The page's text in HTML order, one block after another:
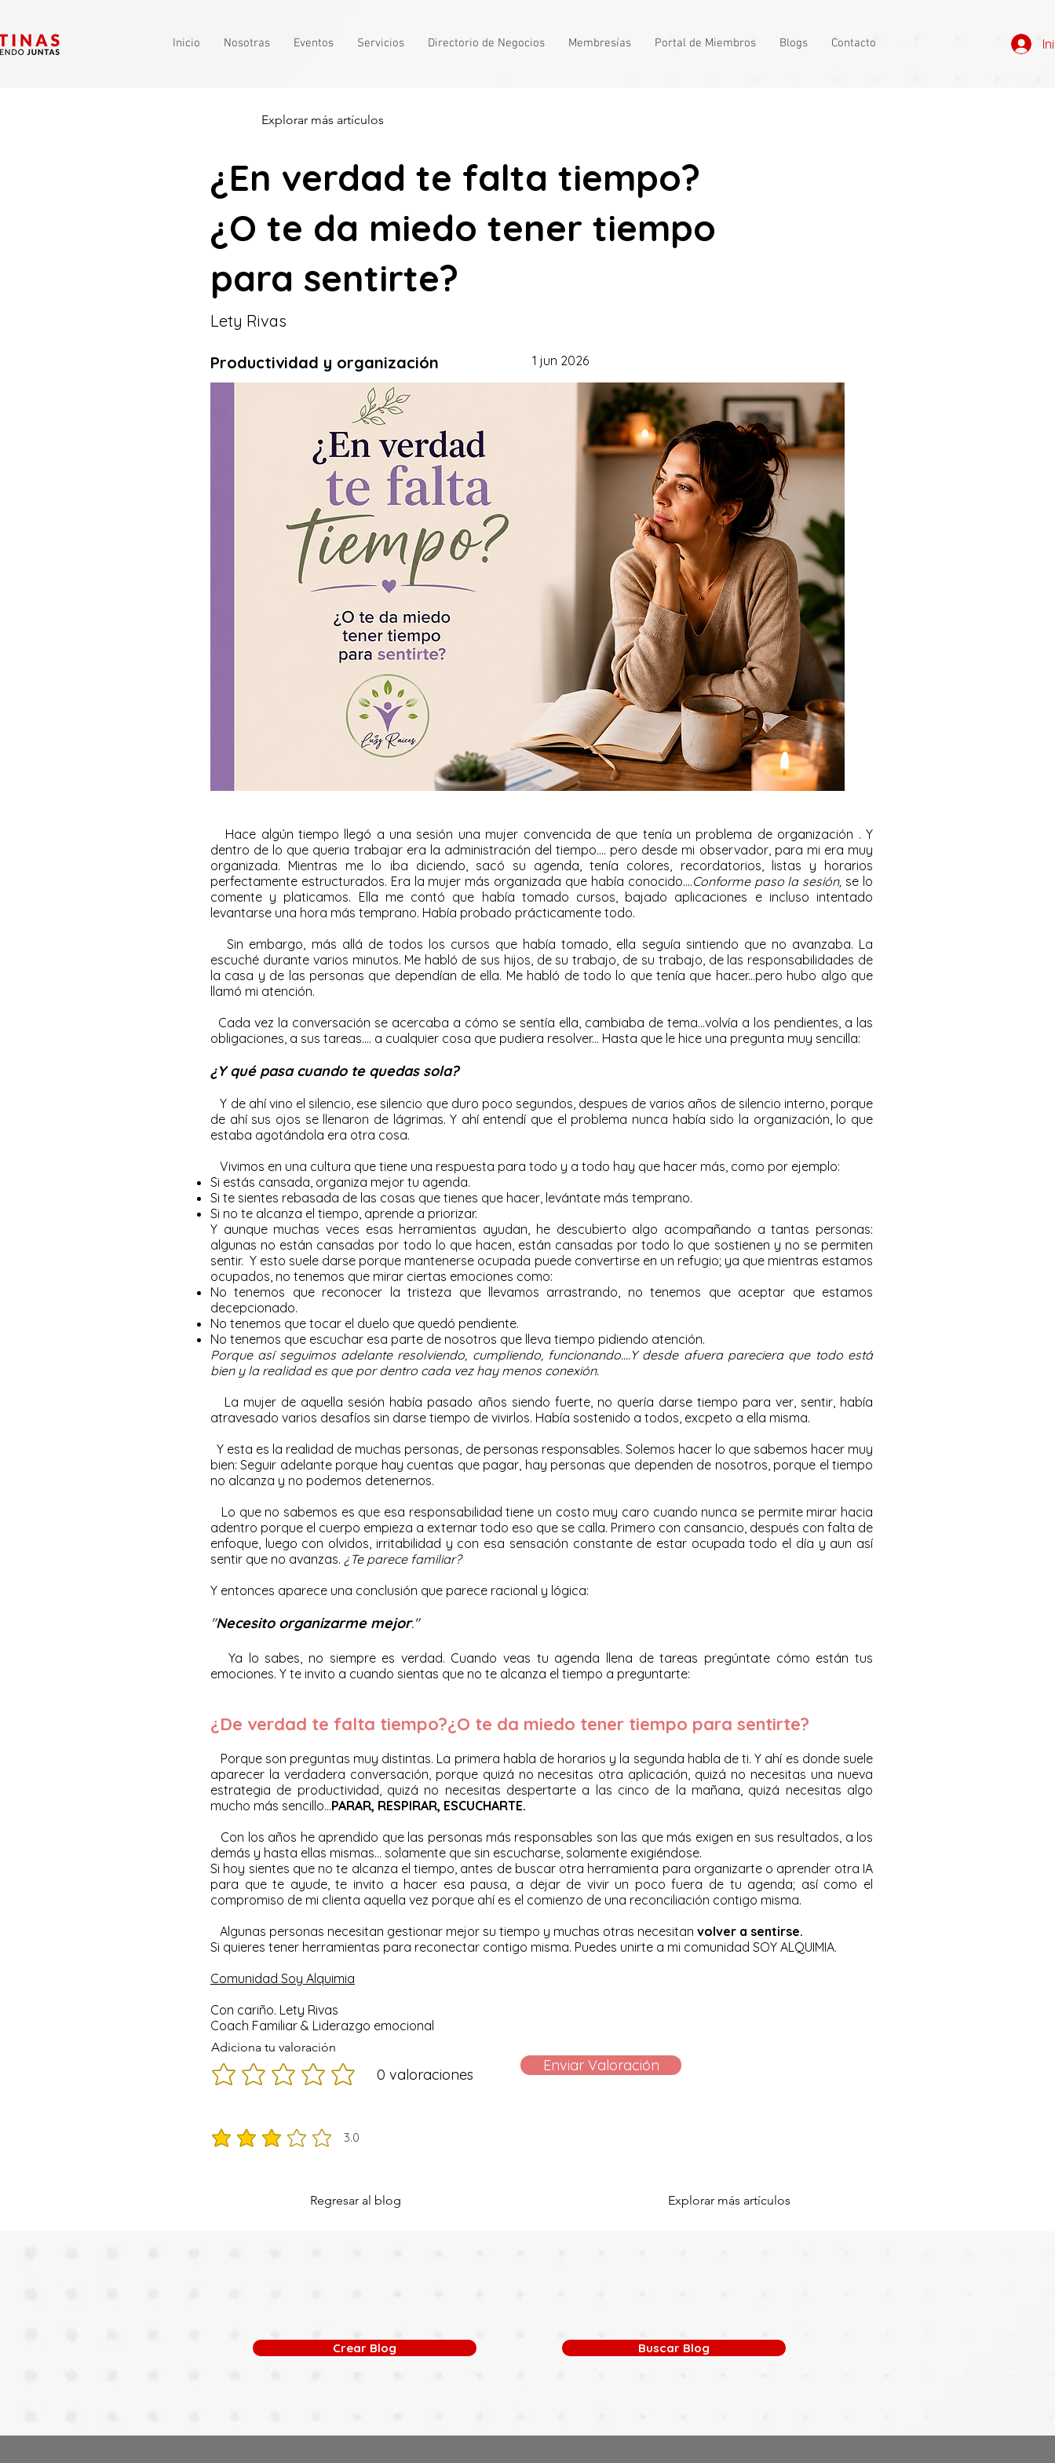
Inicio Nosotras Eventos Servicios Directorio de Negocios Membresías Portal de Miembros Blogs Contacto
Explorar más artículos
¿En verdad te falta tiempo?
¿O te da miedo tener tiempo
para sentirte?
Lety Rivas
Productividad y organización 1 jun 2026
Hace algún tiempo llegó a una sesión una mujer convencida de que tenía un problema de organización . Y
dentro de lo que queria trabajar era la administración del tiempo.... pero desde mi observador, para mi era muy
organizada. Mientras me lo iba diciendo, sacó su agenda, tenía colores, recordatorios, listas y horarios
perfectamente estructurados. Era la mujer más organizada que había conocido....Conforme paso la sesión, se lo
comente y platicamos. Ella me contó que había tomado cursos, bajado aplicaciones e incluso intentado
levantarse una hora más temprano. Había probado prácticamente todo.
Sin embargo, más allá de todos los cursos que había tomado, ella seguía sintiendo que no avanzaba. La
escuché durante varios minutos. Me habló de sus hijos, de su trabajo, de su trabajo, de las responsabilidades de
la casa y de las personas que dependían de ella. Me habló de todo lo que tenía que hacer...pero hubo algo que
llamó mi atención.
Cada vez la conversación se acercaba a cómo se sentía ella, cambiaba de tema...volvía a los pendientes, a las
obligaciones, a sus tareas.... a cualquier cosa que pudiera resolver... Hasta que le hice una pregunta muy sencilla:
¿Y qué pasa cuando te quedas sola?
Y de ahí vino el silencio, ese silencio que duro poco segundos, despues de varios años de silencio interno, porque
de ahí sus ojos se llenaron de lágrimas. Y ahí entendí que el problema nunca había sido la organización, lo que
estaba agotándola era otra cosa.
Vivimos en una cultura que tiene una respuesta para todo y a todo hay que hacer más, como por ejemplo:
Si estás cansada, organiza mejor tu agenda.
Si te sientes rebasada de las cosas que tienes que hacer, levántate más temprano.
Si no te alcanza el tiempo, aprende a priorizar.
Y aunque muchas veces esas herramientas ayudan, he descubierto algo acompañando a tantas personas:
algunas no están cansadas por todo lo que hacen, están cansadas por todo lo que sostienen y no se permiten
sentir. Y esto suele darse porque mantenerse ocupada puede convertirse en un refugio; ya que mientras estamos
ocupados, no tenemos que mirar ciertas emociones como:
No tenemos que reconocer la tristeza que llevamos arrastrando, no tenemos que aceptar que estamos
decepcionado.
No tenemos que tocar el duelo que quedó pendiente.
No tenemos que escuchar esa parte de nosotros que lleva tiempo pidiendo atención.
Porque así seguimos adelante resolviendo, cumpliendo, funcionando....Y desde afuera pareciera que todo está
bien y la realidad es que por dentro cada vez hay menos conexión.
La mujer de aquella sesión había pasado años siendo fuerte, no quería darse tiempo para ver, sentir, había
atravesado varios desafíos sin darse tiempo de vivirlos. Había sostenido a todos, excpeto a ella misma.
Y esta es la realidad de muchas personas, de personas responsables. Solemos hacer lo que sabemos hacer muy
bien: Seguir adelante porque hay cuentas que pagar, hay personas que dependen de nosotros, porque el tiempo
no alcanza y no podemos detenernos.
Lo que no sabemos es que esa responsabilidad tiene un costo muy caro cuando nunca se permite mirar hacia
adentro porque el cuerpo empieza a externar todo eso que se calla. Primero con cansancio, después con falta de
enfoque, luego con olvidos, irritabilidad y con esa sensación constante de estar ocupada todo el día y aun así
sentir que no avanzas. ¿Te parece familiar?
Y entonces aparece una conclusión que parece racional y lógica:
"Necesito organizarme mejor."
Ya lo sabes, no siempre es verdad. Cuando veas tu agenda llena de tareas pregúntate cómo están tus
emociones. Y te invito a cuando sientas que no te alcanza el tiempo a preguntarte:
¿De verdad te falta tiempo?¿O te da miedo tener tiempo para sentirte?
Porque son preguntas muy distintas. La primera habla de horarios y la segunda habla de ti. Y ahí es donde suele
aparecer la verdadera conversación, porque quizá no necesitas otra aplicación, quizá no necesitas una nueva
estrategia de productividad, quizá no necesitas despertarte a las cinco de la mañana, quizá necesitas algo
mucho más sencillo...PARAR, RESPIRAR, ESCUCHARTE.
Con los años he aprendido que las personas más responsables son las que más exigen en sus resultados, a los
demás y hasta ellas mismas... solamente que sin escucharse, solamente exigiéndose.
Si hoy sientes que no te alcanza el tiempo, antes de buscar otra herramienta para organizarte o aprender otra IA
para que te ayude, te invito a hacer esa pausa, a dejar de vivir un poco fuera de tu agenda; así como el
compromiso de mi clienta aquella vez porque ahí es el comienzo de una reconciliación contigo misma.
Algunas personas necesitan gestionar mejor su tiempo y muchas otras necesitan volver a sentirse.
Si quieres tener herramientas para reconectar contigo misma. Puedes unirte a mi comunidad SOY ALQUIMIA.
Comunidad Soy Alquimia
Con cariño. Lety Rivas
Coach Familiar & Liderazgo emocional
Adiciona tu valoración
0 valoraciones
3.0
la calificación promedio es 3 de 5
Regresar al blog
Enviar Valoración
Explorar más artículos
Crear Blog Buscar Blog